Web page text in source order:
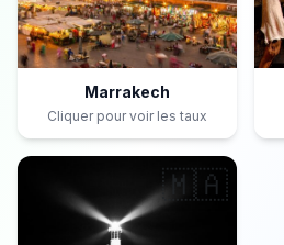
Marrakech
Cliquer pour voir les taux
🇲🇦